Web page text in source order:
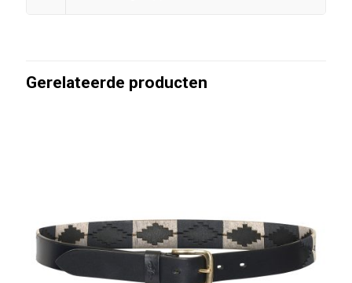
Gerelateerde producten